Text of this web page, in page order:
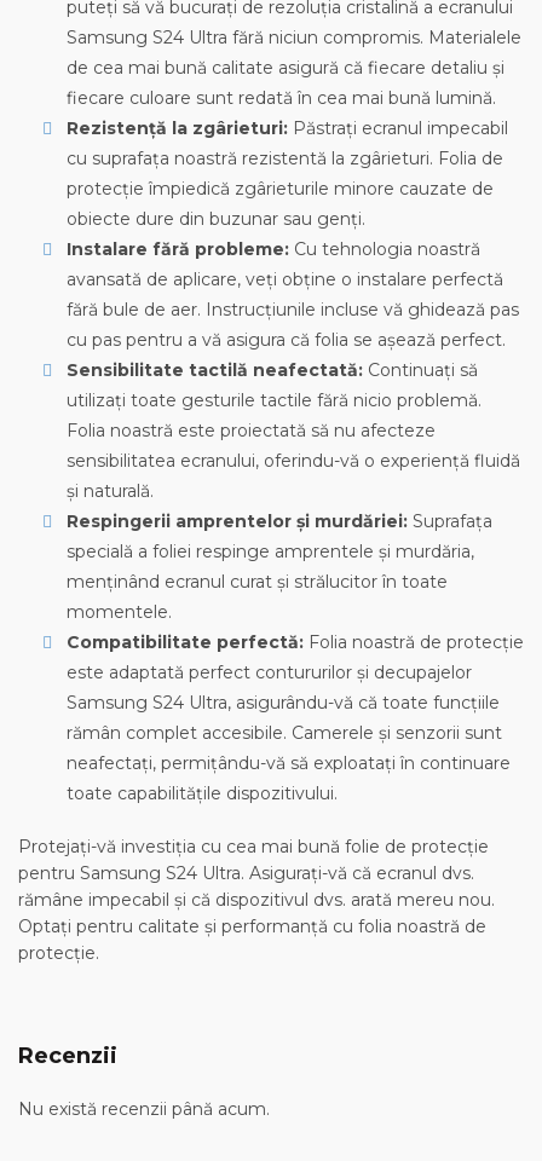
puteți să vă bucurați de rezoluția cristalină a ecranului
Samsung S24 Ultra fără niciun compromis. Materialele
de cea mai bună calitate asigură că fiecare detaliu și
fiecare culoare sunt redată în cea mai bună lumină.
Rezistență la zgârieturi: Păstrați ecranul impecabil
cu suprafața noastră rezistentă la zgârieturi. Folia de
protecție împiedică zgârieturile minore cauzate de
obiecte dure din buzunar sau genți.
Instalare fără probleme: Cu tehnologia noastră
avansată de aplicare, veți obține o instalare perfectă
fără bule de aer. Instrucțiunile incluse vă ghidează pas
cu pas pentru a vă asigura că folia se așează perfect.
Sensibilitate tactilă neafectată: Continuați să
utilizați toate gesturile tactile fără nicio problemă.
Folia noastră este proiectată să nu afecteze
sensibilitatea ecranului, oferindu-vă o experiență fluidă
și naturală.
Respingerii amprentelor și murdăriei: Suprafața
specială a foliei respinge amprentele și murdăria,
menținând ecranul curat și strălucitor în toate
momentele.
Compatibilitate perfectă: Folia noastră de protecție
este adaptată perfect contururilor și decupajelor
Samsung S24 Ultra, asigurându-vă că toate funcțiile
rămân complet accesibile. Camerele și senzorii sunt
neafectați, permițându-vă să exploatați în continuare
toate capabilitățile dispozitivului.
Protejați-vă investiția cu cea mai bună folie de protecție
pentru Samsung S24 Ultra. Asigurați-vă că ecranul dvs.
rămâne impecabil și că dispozitivul dvs. arată mereu nou.
Optați pentru calitate și performanță cu folia noastră de
protecție.
Recenzii
Nu există recenzii până acum.